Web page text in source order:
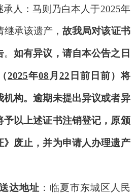
承人：马则乃白本人于2025年
继承该遗产，故我局对该证书
。 如有异议，请自本公告之日
2025年08月 22 日前日前）将
机构。逾期未提出异议或者异
予以上述证书注销登记，原颁
》废止，并为申请人办理遗产
达地址 ：临夏市东城区人民